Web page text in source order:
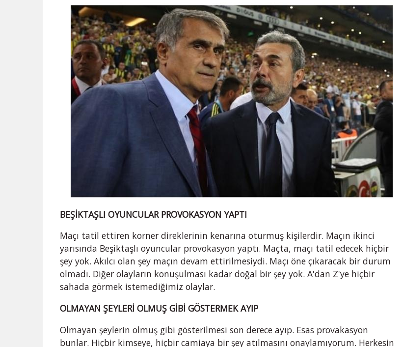
BEŞİKTAŞLI OYUNCULAR PROVOKASYON YAPTI
Maçı tatil ettiren korner direklerinin kenarına oturmuş kişilerdir. Maçın ikinci
yarısında Beşiktaşlı oyuncular provokasyon yaptı. Maçta, maçı tatil edecek hiçbir
şey yok. Akılcı olan şey maçın devam ettirilmesiydi. Maçı öne çıkaracak bir durum
olmadı. Diğer olayların konuşulması kadar doğal bir şey yok. A'dan Z'ye hiçbir
sahada görmek istemediğimiz olaylar.
OLMAYAN ŞEYLERİ OLMUŞ GİBİ GÖSTERMEK AYIP
Olmayan şeylerin olmuş gibi gösterilmesi son derece ayıp. Esas provakasyon
bunlar. Hiçbir kimseye, hiçbir camiaya bir şey atılmasını onaylamıyorum. Herkesin